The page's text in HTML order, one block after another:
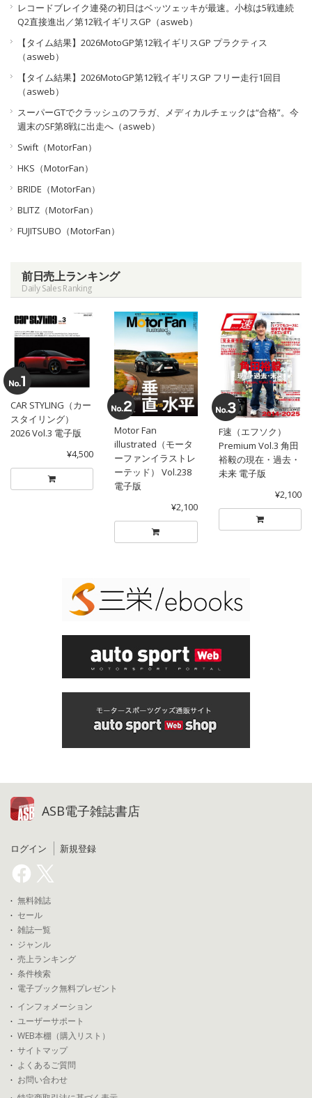
レコードブレイク連発の初日はベッツェッキが最速。小椋は5戦連続
Q2直接進出／第12戦イギリスGP（asweb）
【タイム結果】2026MotoGP第12戦イギリスGP プラクティス
（asweb）
【タイム結果】2026MotoGP第12戦イギリスGP フリー走行1回目
（asweb）
スーパーGTでクラッシュのフラガ、メディカルチェックは“合格”。今
週末のSF第8戦に出走へ（asweb）
Swift（MotorFan）
HKS（MotorFan）
BRIDE（MotorFan）
BLITZ（MotorFan）
FUJITSUBO（MotorFan）
前日売上ランキング
Daily Sales Ranking
CAR STYLING（カー
スタイリング）
2026 Vol.3 電子版
¥4,500
Motor Fan
illustrated（モータ
ーファンイラストレ
ーテッド） Vol.238
電子版
¥2,100
F速（エフソク）
Premium Vol.3 角田
裕毅の現在・過去・
未来 電子版
¥2,100
ASB電子雑誌書店
ログイン 新規登録
無料雑誌
セール
雑誌一覧
ジャンル
売上ランキング
条件検索
電子ブック無料プレゼント
インフォメーション
ユーザーサポート
WEB本棚（購入リスト）
サイトマップ
よくあるご質問
お問い合わせ